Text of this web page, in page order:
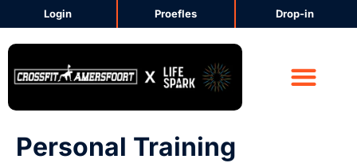
Login Proefles Drop-in
Personal Training